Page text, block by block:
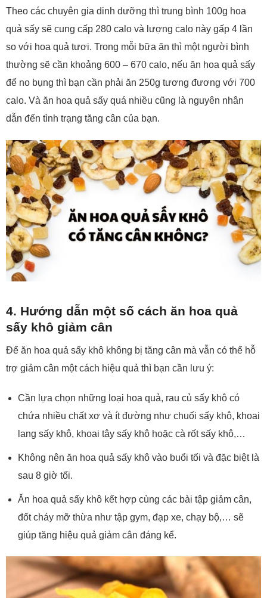
Theo các chuyên gia dinh dưỡng thì trung bình 100g hoa
quả sấy sẽ cung cấp 280 calo và lượng calo này gấp 4 lần
so với hoa quả tươi. Trong mỗi bữa ăn thì một người bình
thường sẽ cần khoảng 600 – 670 calo, nếu ăn hoa quả sấy
để no bụng thì bạn cần phải ăn 250g tương đương với 700
calo. Và ăn hoa quả sấy quá nhiều cũng là nguyên nhân
dẫn đến tình trạng tăng cân của bạn.
4. Hướng dẫn một số cách ăn hoa quả
sấy khô giảm cân
Để ăn hoa quả sấy khô không bị tăng cân mà vẫn có thể hỗ
trợ giảm cân một cách hiệu quả thì bạn cần lưu ý:
Cần lựa chọn những loại hoa quả, rau củ sấy khô có
chứa nhiều chất xơ và ít đường như chuối sấy khô, khoai
lang sấy khô, khoai tây sấy khô hoặc cà rốt sấy khô,…
Không nên ăn hoa quả sấy khô vào buổi tối và đặc biệt là
sau 8 giờ tối.
Ăn hoa quả sấy khô kết hợp cùng các bài tập giảm cân,
đốt cháy mỡ thừa như tập gym, đạp xe, chạy bộ,… sẽ
giúp tăng hiệu quả giảm cân đáng kể.